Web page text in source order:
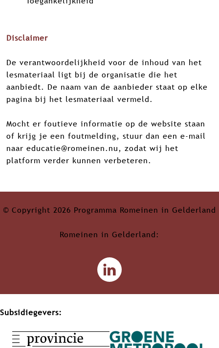
Disclaimer
De verantwoordelijkheid voor de inhoud van het
lesmateriaal ligt bij de organisatie die het
aanbiedt. De naam van de aanbieder staat op elke
pagina bij het lesmateriaal vermeld.
Mocht er foutieve informatie op de website staan
of krijg je een foutmelding, stuur dan een e-mail
naar educatie@romeinen.nu, zodat wij het
platform verder kunnen verbeteren.
© Copyright 2026 Programma Romeinen in Gelderland
Romeinen in Gelderland:
L
d
Subsidiegevers: